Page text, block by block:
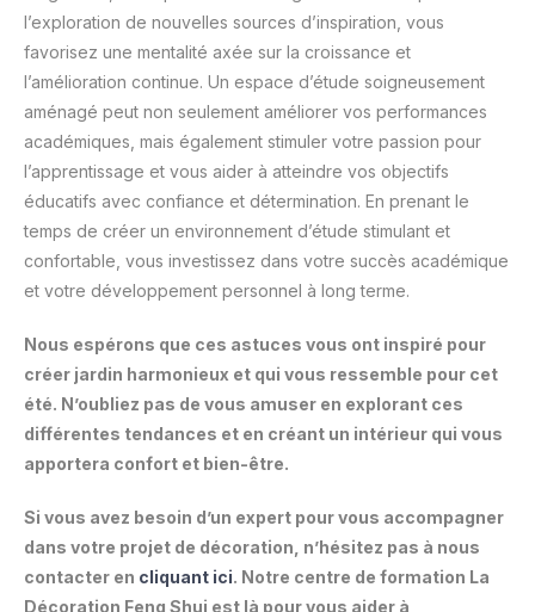
l’exploration de nouvelles sources d’inspiration, vous
favorisez une mentalité axée sur la croissance et
l’amélioration continue. Un espace d’étude soigneusement
aménagé peut non seulement améliorer vos performances
académiques, mais également stimuler votre passion pour
l’apprentissage et vous aider à atteindre vos objectifs
éducatifs avec confiance et détermination. En prenant le
temps de créer un environnement d’étude stimulant et
confortable, vous investissez dans votre succès académique
et votre développement personnel à long terme.
Nous espérons que ces astuces vous ont inspiré pour
créer jardin harmonieux et qui vous ressemble pour cet
été. N’oubliez pas de vous amuser en explorant ces
différentes tendances et en créant un intérieur qui vous
apportera confort et bien-être.
Si vous avez besoin d’un expert pour vous accompagner
dans votre projet de décoration, n’hésitez pas à nous
contacter en cliquant ici. Notre centre de formation La
Décoration Feng Shui est là pour vous aider à